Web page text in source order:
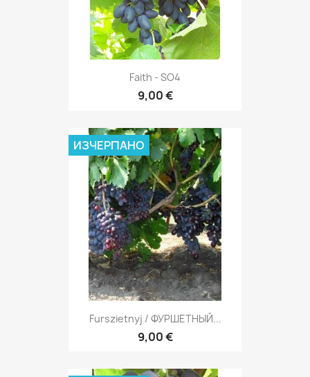
Faith - SO4
9,00 €
Furszietnyj / ФУРШЕТНЫЙ...
9,00 €
ИЗЧЕРПАНО